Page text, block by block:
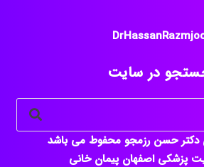
در سایت
دکتر حسن رزمجو محفوط می باشد